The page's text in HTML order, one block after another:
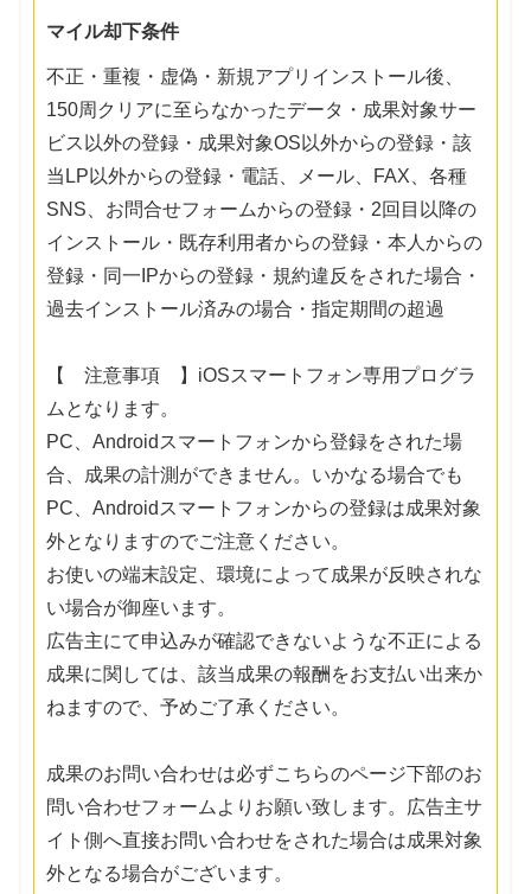
マイル却下条件
不正・重複・虚偽・新規アプリインストール後、
150周クリアに至らなかったデータ・成果対象サー
ビス以外の登録・成果対象OS以外からの登録・該
当LP以外からの登録・電話、メール、FAX、各種
SNS、お問合せフォームからの登録・2回目以降の
インストール・既存利用者からの登録・本人からの
登録・同一IPからの登録・規約違反をされた場合・
過去インストール済みの場合・指定期間の超過
【 注意事項 】iOSスマートフォン専用プログラ
ムとなります。
PC、Androidスマートフォンから登録をされた場
合、成果の計測ができません。いかなる場合でも
PC、Androidスマートフォンからの登録は成果対象
外となりますのでご注意ください。
お使いの端末設定、環境によって成果が反映されな
い場合が御座います。
広告主にて申込みが確認できないような不正による
成果に関しては、該当成果の報酬をお支払い出来か
ねますので、予めご了承ください。
成果のお問い合わせは必ずこちらのページ下部のお
問い合わせフォームよりお願い致します。広告主サ
イト側へ直接お問い合わせをされた場合は成果対象
外となる場合がございます。